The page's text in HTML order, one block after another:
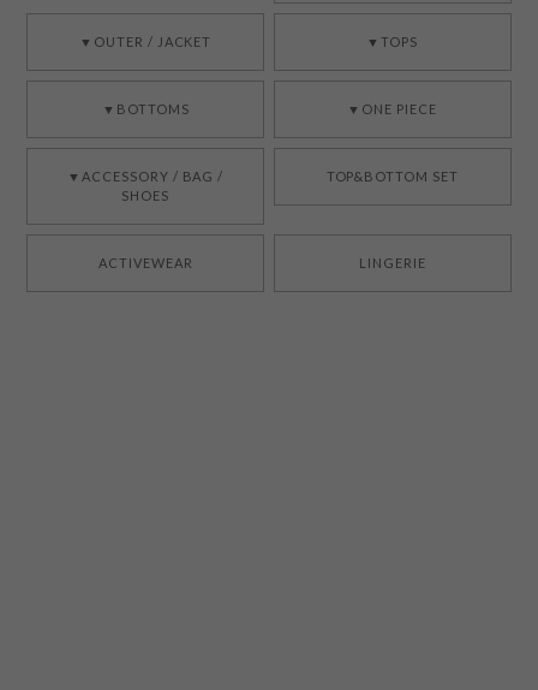
▼OUTER / JACKET ▼TOPS
▼BOTTOMS ▼ONE PIECE
▼ACCESSORY / BAG /
SHOES
TOP&BOTTOM SET
ACTIVEWEAR LINGERIE